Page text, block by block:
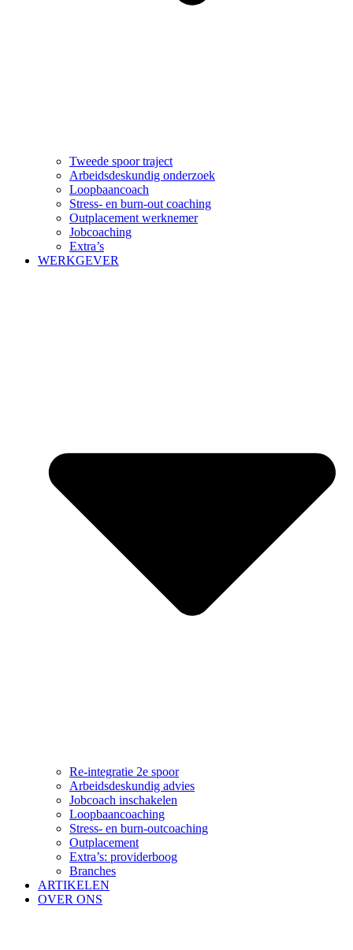
Tweede spoor traject
Arbeidsdeskundig onderzoek
Loopbaancoach
Stress- en burn-out coaching
Outplacement werknemer
Jobcoaching
Extra’s
WERKGEVER
Re-integratie 2e spoor
Arbeidsdeskundig advies
Jobcoach inschakelen
Loopbaancoaching
Stress- en burn-outcoaching
Outplacement
Extra’s: providerboog
Branches
ARTIKELEN
OVER ONS